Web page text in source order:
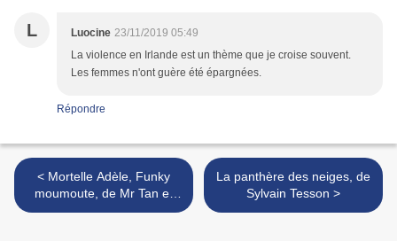
L Luocine 23/11/2019 05:49
La violence en Irlande est un thème que je croise souvent.
Les femmes n'ont guère été épargnées.
Répondre
< Mortelle Adèle, Funky
moumoute, de Mr Tan et
Diane Le Feyer
La panthère des neiges, de
Sylvain Tesson >